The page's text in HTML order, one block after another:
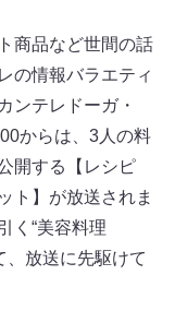
商品など世間の話
の情報バラエティ
ンテレドーガ・
からは、3人の料
開する【レシピ
ト】が放送されま
く“美容料理
、放送に先駆けて